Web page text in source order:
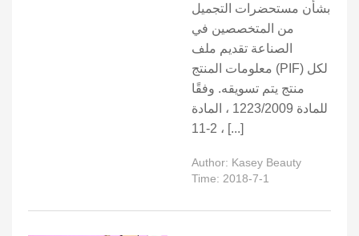
بشأن مستحضرات التجميل
من المتخصصين في
الصناعة تقديم ملف
معلومات المنتج (PIF) لكل
منتج يتم تسويقه. وفقًا
للمادة 1223/2009 ، المادة
2-11 ، [...]
Author: Kasey Beauty
Time: 2018-7-1